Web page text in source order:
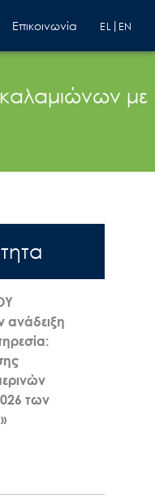
Επικοινωνία EN
EL
με
ανάδειξη
των